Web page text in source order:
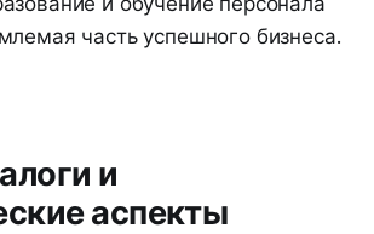
часть успешного бизнеса.
и
аспекты